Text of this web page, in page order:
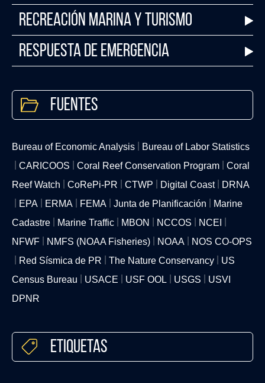
Recreación Marina y Turismo
Respuesta de Emergencia
Fuentes
Bureau of Economic Analysis
Bureau of Labor Statistics
CARICOOS
Coral Reef Conservation Program
Coral
Reef Watch
CoRePi-PR CTWP Digital Coast
DRNA
EPA
ERMA FEMA Junta de Planificación
Marine
Cadastre
Marine Traffic MBON NCCOS
NCEI
NFWF
NMFS (NOAA Fisheries) NOAA
NOS CO-OPS
Red Sísmica de PR
The Nature Conservancy
US
Census Bureau
USACE USF OOL USGS
USVI
DPNR
Etiquetas